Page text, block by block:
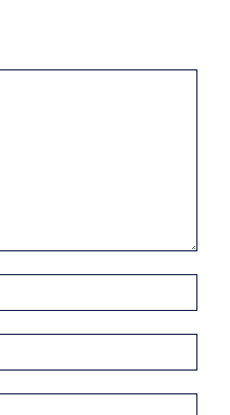
:*